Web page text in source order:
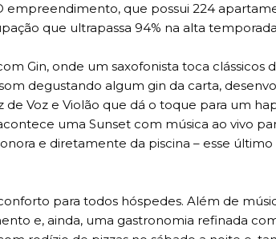
empreendimento, que possui 224
que ultrapassa 94% na alta
Gin, onde um saxofonista toca clássicos
degustando algum gin da carta,
de Voz e Violão que dá o toque para um
uma Sunset com música ao vivo
e diretamente da piscina – esse
para todos hóspedes. Além de
e, ainda, uma gastronomia refinada